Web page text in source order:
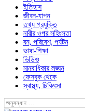
ইতিহাস
জীবন-যাপন
তথ্য প্রযুক্তি
নারীর ওপর সহিংসতা
বন, পরিবেশ, পর্যটন
ভাষা-শিক্ষা
ভিডিও
মানবাধিকার লঙ্ঘন
ফেসবুক থেকে
স্বাস্থ্য, চিকিৎসা